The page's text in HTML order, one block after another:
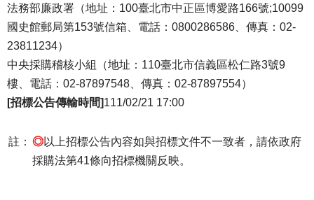
法務部廉政署（地址：100臺北市中正區博愛路166號;10099
國史館郵局第153號信箱、電話：0800286586、傳真：02-
23811234）
中央採購稽核小組（地址：110臺北市信義區松仁路3號9
樓、電話：02-87897548、傳真：02-87897554）
[招標公告傳輸時間]111/02/21 17:00
註： ◎以上招標公告內容如與招標文件不一致者，請依政府
採購法第41條向招標機關反映。